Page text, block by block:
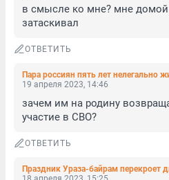
в смысле ко мне? мне домой
затаскивал
ОТВЕТИТЬ
19 апреля 2023, 14:46
зачем им на родину
участие в СВО?
ОТВЕТИТЬ